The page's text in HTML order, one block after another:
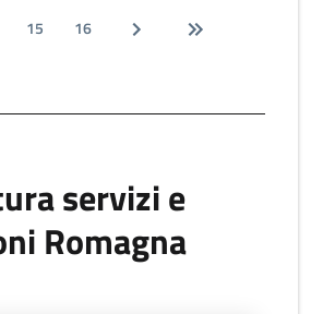
15 16
servizi e
Romagna